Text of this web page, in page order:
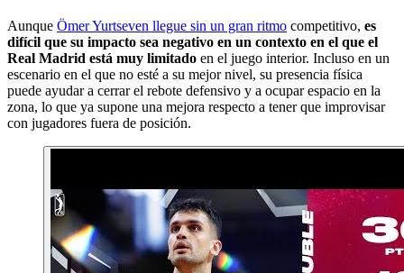
Aunque Ömer Yurtseven llegue sin un gran ritmo competitivo, es
difícil que su impacto sea negativo en un contexto en el que el
Real Madrid está muy limitado en el juego interior. Incluso en un
escenario en el que no esté a su mejor nivel, su presencia física
puede ayudar a cerrar el rebote defensivo y a ocupar espacio en la
zona, lo que ya supone una mejora respecto a tener que improvisar
con jugadores fuera de posición.